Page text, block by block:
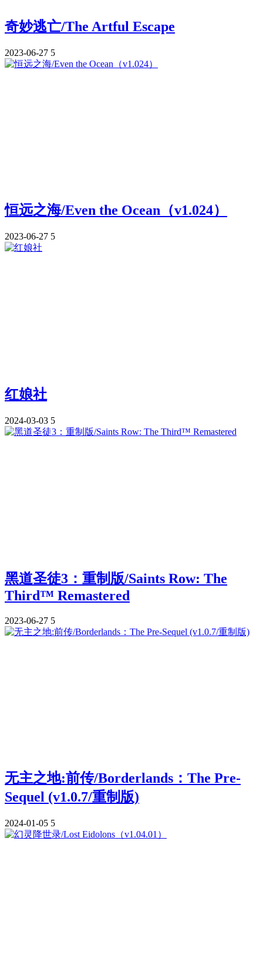
奇妙逃亡/The Artful Escape
2023-06-27 5
恒远之海/Even the Ocean（v1.024）
2023-06-27 5
红娘社
2024-03-03 5
黑道圣徒3：重制版/Saints Row: The
Third™ Remastered
2023-06-27 5
无主之地:前传/Borderlands：The Pre-
Sequel (v1.0.7/重制版)
2024-01-05 5